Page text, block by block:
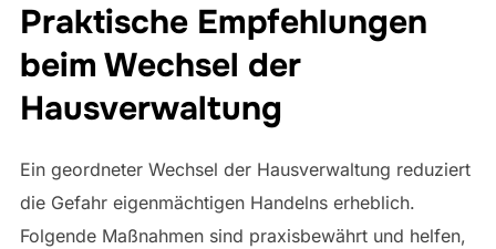
Praktische Empfehlungen
beim Wechsel der
Hausverwaltung
Ein geordneter Wechsel der Hausverwaltung reduziert
die Gefahr eigenmächtigen Handelns erheblich.
Folgende Maßnahmen sind praxisbewährt und helfen,